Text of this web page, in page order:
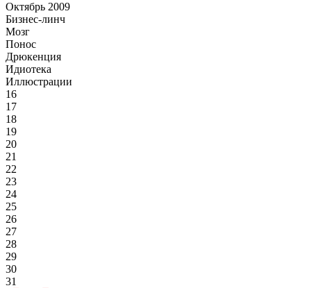
Октябрь 2009
Бизнес-линч
Мозг
Понос
Дрюкенция
Идиотека
Иллюстрации
16
17
18
19
20
21
22
23
24
25
26
27
28
29
30
31